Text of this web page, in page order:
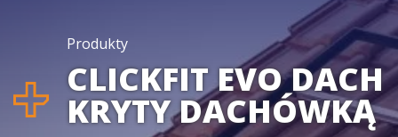
Produkty
CLICKFIT EVO DACH
KRYTY DACHÓWKĄ
Czy jesteś instalatorem?
Kraj
E-mail
Numer telefonu